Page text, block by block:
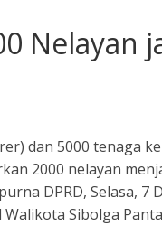
Nelayan
dan 5000 tenaga
2000 nelayan
DPRD, Selasa, 7
Sibolga